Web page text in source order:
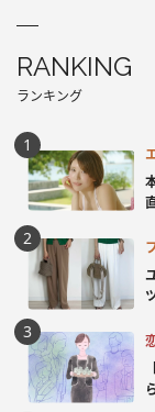
RANKING
ランキング